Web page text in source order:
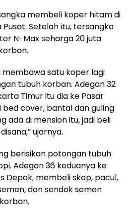
membeli koper hitam di
Pusat. Setelah itu, tersangka
N-Max seharga 20 juta
membawa satu koper lagi
tubuh korban. Adegan 32
Timur itu dia ke Pasar
cover, bantal dan guling
ada di mension itu, jadi beli
ujarnya.
berisikan potongan tubuh
Adegan 36 keduanya ke
Depok, membeli skop, pacul,
dan sendok semen